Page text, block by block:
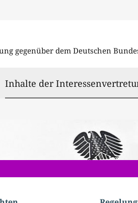
gegenüber dem Deutschen
Inhalte der